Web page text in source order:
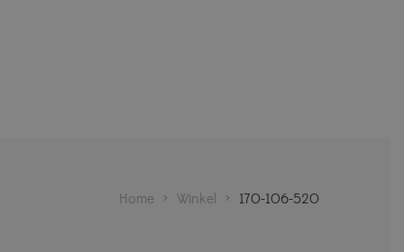
Home > Winkel > 170-106-520